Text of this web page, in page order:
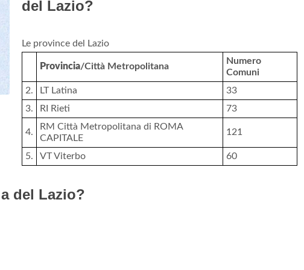
del Lazio?
Le province del Lazio
Provincia/Città Metropolitana
Numero
Comuni
2.
LT Latina
33
3.
RI Rieti 73
4.
RM Città Metropolitana di ROMA
CAPITALE
121
5. VT Viterbo 60
del Lazio?